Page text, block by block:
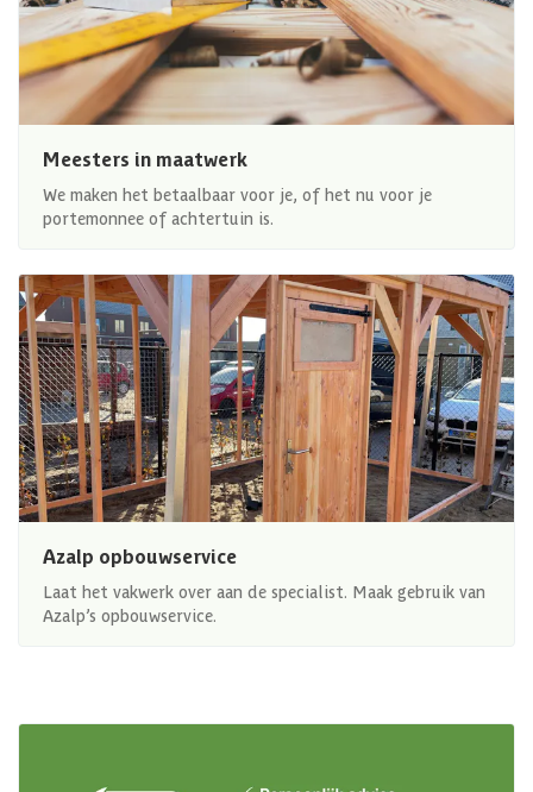
Meesters in maatwerk
We maken het betaalbaar voor je, of het nu voor je
portemonnee of achtertuin is.
Azalp opbouwservice
Laat het vakwerk over aan de specialist. Maak gebruik van
Azalp’s opbouwservice.